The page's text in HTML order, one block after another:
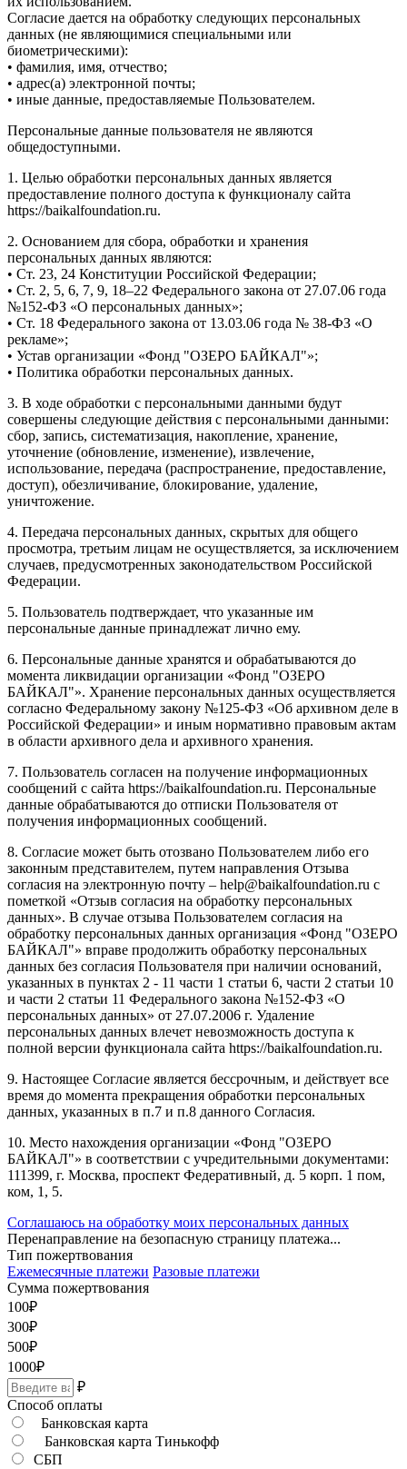
Согласие дается на обработку следующих персональных
данных (не являющимися специальными или
биометрическими):
• фамилия, имя, отчество;
• адрес(а) электронной почты;
• иные данные, предоставляемые Пользователем.
Персональные данные пользователя не являются
общедоступными.
1. Целью обработки персональных данных является
предоставление полного доступа к функционалу сайта
https://baikalfoundation.ru.
2. Основанием для сбора, обработки и хранения
персональных данных являются:
• Ст. 23, 24 Конституции Российской Федерации;
• Ст. 2, 5, 6, 7, 9, 18–22 Федерального закона от 27.07.06 года
№152-ФЗ «О персональных данных»;
• Ст. 18 Федерального закона от 13.03.06 года № 38-ФЗ «О
рекламе»;
• Устав организации «Фонд "ОЗЕРО БАЙКАЛ"»;
• Политика обработки персональных данных.
3. В ходе обработки с персональными данными будут
совершены следующие действия с персональными данными:
сбор, запись, систематизация, накопление, хранение,
уточнение (обновление, изменение), извлечение,
использование, передача (распространение, предоставление,
доступ), обезличивание, блокирование, удаление,
уничтожение.
4. Передача персональных данных, скрытых для общего
просмотра, третьим лицам не осуществляется, за исключением
случаев, предусмотренных законодательством Российской
Федерации.
5. Пользователь подтверждает, что указанные им
персональные данные принадлежат лично ему.
6. Персональные данные хранятся и обрабатываются до
момента ликвидации организации «Фонд "ОЗЕРО
БАЙКАЛ"». Хранение персональных данных осуществляется
согласно Федеральному закону №125-ФЗ «Об архивном деле в
Российской Федерации» и иным нормативно правовым актам
в области архивного дела и архивного хранения.
7. Пользователь согласен на получение информационных
сообщений с сайта https://baikalfoundation.ru. Персональные
данные обрабатываются до отписки Пользователя от
получения информационных сообщений.
8. Согласие может быть отозвано Пользователем либо его
законным представителем, путем направления Отзыва
согласия на электронную почту – help@baikalfoundation.ru с
пометкой «Отзыв согласия на обработку персональных
данных». В случае отзыва Пользователем согласия на
обработку персональных данных организация «Фонд "ОЗЕРО
БАЙКАЛ"» вправе продолжить обработку персональных
данных без согласия Пользователя при наличии оснований,
указанных в пунктах 2 - 11 части 1 статьи 6, части 2 статьи 10
и части 2 статьи 11 Федерального закона №152-ФЗ «О
персональных данных» от 27.07.2006 г. Удаление
персональных данных влечет невозможность доступа к
полной версии функционала сайта https://baikalfoundation.ru.
9. Настоящее Согласие является бессрочным, и действует все
время до момента прекращения обработки персональных
данных, указанных в п.7 и п.8 данного Согласия.
10. Место нахождения организации «Фонд "ОЗЕРО
БАЙКАЛ"» в соответствии с учредительными документами:
111399, г. Москва, проспект Федеративный, д. 5 корп. 1 пом,
ком, 1, 5.
Соглашаюсь на обработку моих персональных данных
Перенаправление на безопасную страницу платежа...
Тип пожертвования
Ежемесячные платежи Разовые платежи
Сумма пожертвования
100₽
300₽
500₽
1000₽
₽
Способ оплаты
Банковская карта
Банковская карта Тинькофф
СБП